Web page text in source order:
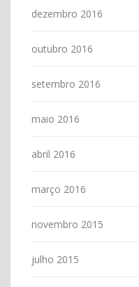
dezembro 2016
outubro 2016
setembro 2016
maio 2016
abril 2016
março 2016
novembro 2015
julho 2015